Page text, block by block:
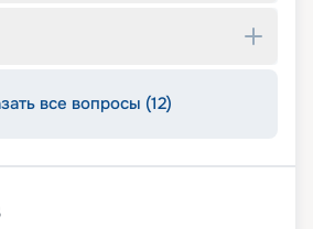
все вопросы (12)